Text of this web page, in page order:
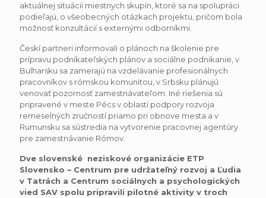
aktuálnej situácii miestnych skupín, ktoré sa na spolupráci
podieľajú, o všeobecných otázkach projektu, pričom bola
možnosť konzultácií s externými odborníkmi.
Českí partneri informovali o plánoch na školenie pre
prípravu podnikateľských plánov a sociálne podnikanie, v
Bulharsku sa zamerajú na vzdelávanie profesionálnych
pracovníkov s rómskou komunitou, v Srbsku plánujú
venovať pozornosť zamestnávateľom. Iné riešenia sú
pripravené v meste Pécs v oblasti podpory rozvoja
remeselných zručností priamo pri obnove mesta a v
Rumunsku sa sústredia na vytvorenie pracovnej agentúry
pre zamestnávanie Rómov.
Dve slovenské neziskové organizácie ETP
Slovensko – Centrum pre udržateľný rozvoj a Ľudia
v Tatrách a Centrum sociálnych a psychologických
vied SAV spolu pripravili pilotné aktivity v troch